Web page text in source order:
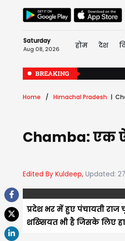
Saturday
Aug 08, 2026 होम देश
BREAKING
Home Himachal Pradesh
Chamba: एक
Edited By Kuldeep, Updated:
प्रदेश भर में हुए पंचायती राज
शख्सियत भी है जिसके लिए